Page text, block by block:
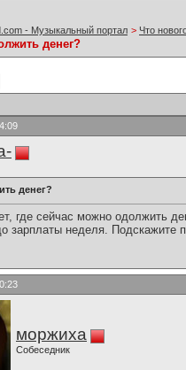
- Музыкальный портал > Что
денег?
денег?
где сейчас можно одолжить
зарплаты неделя.
моржиха
Собеседник